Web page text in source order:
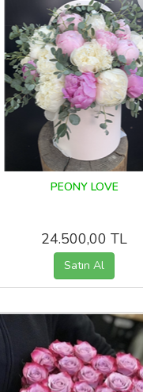
PEONY LOVE
24.500,00 TL